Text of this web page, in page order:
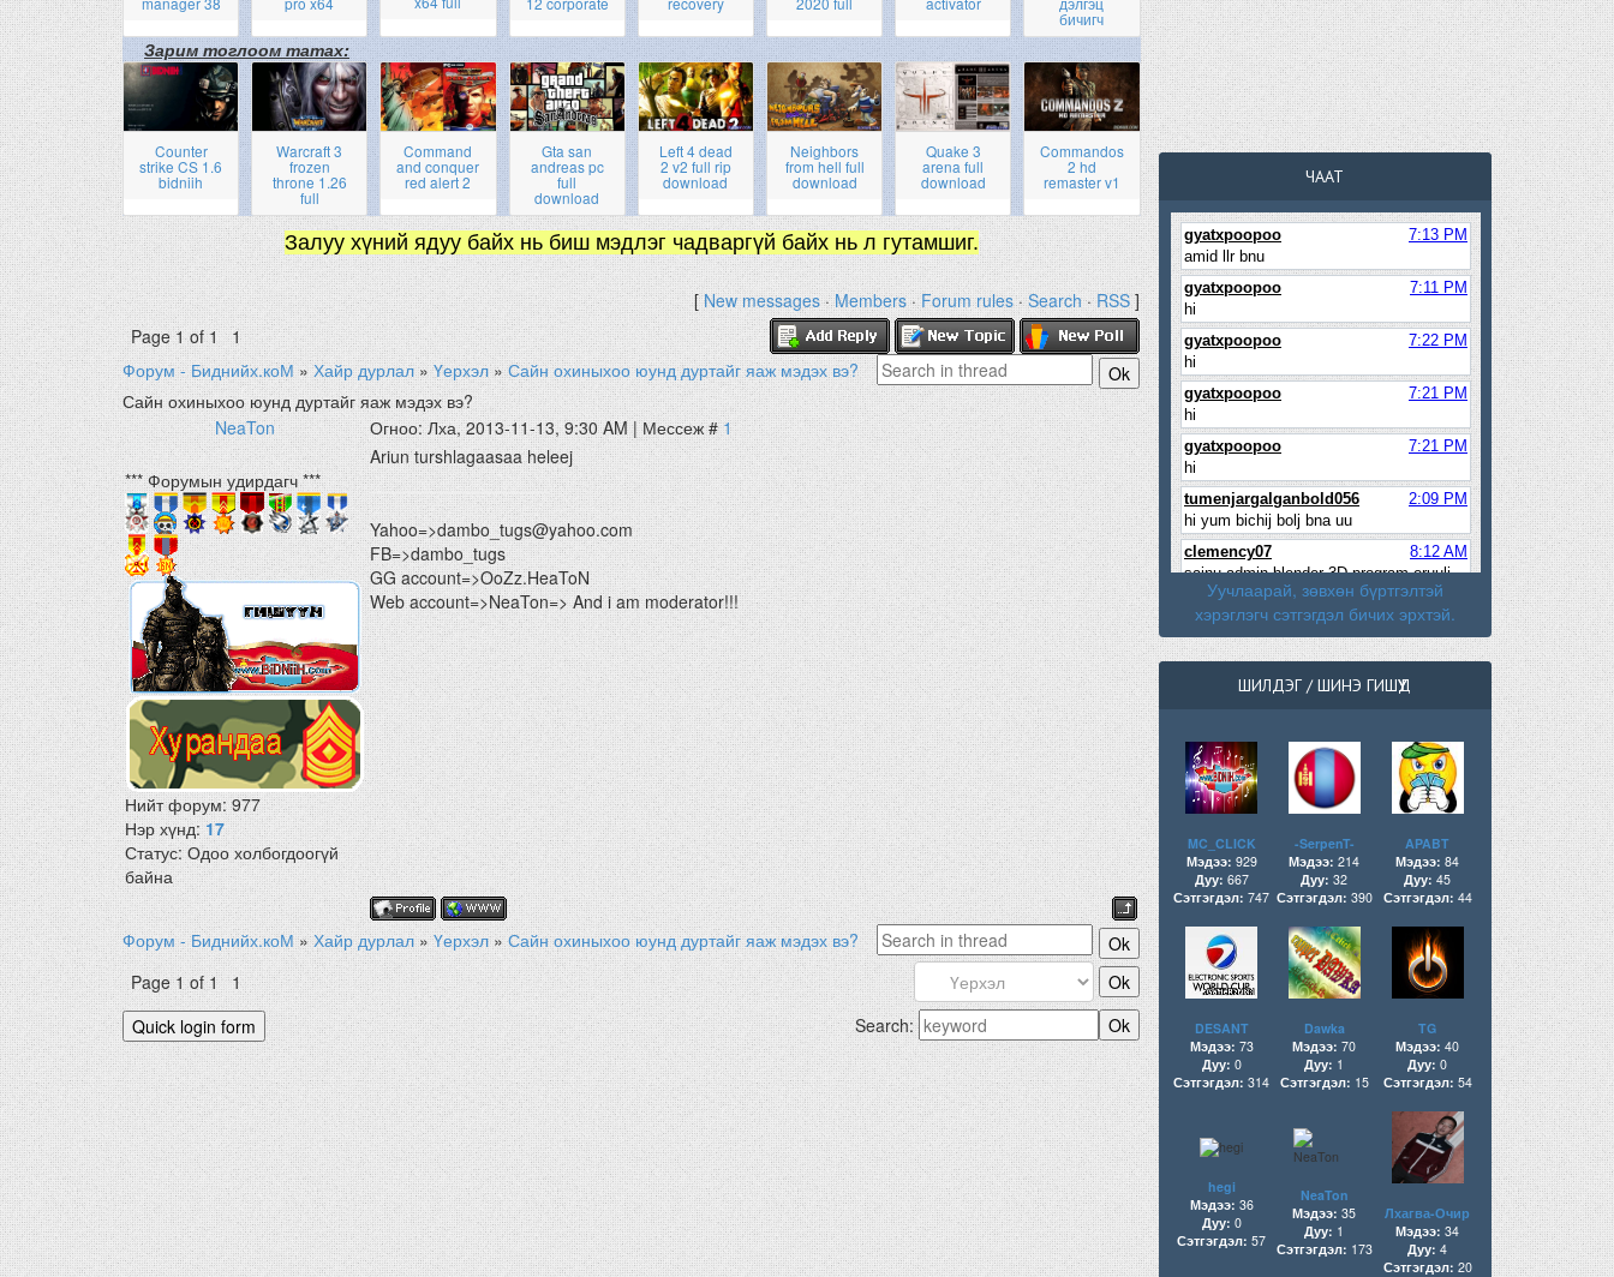
бичигч
Зарим тоглоом татах:
Counter
strike CS 1.6
bidniih
Warcraft 3
frozen
throne 1.26
full
Command
and conquer
red alert 2
Gta san
andreas pc
full
download
Left 4 dead
2 v2 full rip
download
Neighbors
from hell full
download
Quake 3
arena full
download
Commandos
2 hd
remaster v1
Залуу хүний ядуу байх нь биш мэдлэг чадваргүй байх нь л гутамшиг.
[New messages·Members·Forum rules·Search·RSS]
Page1of1
1
Форум - Биднийх.коМ » Хайр дурлал » Үерхэл » Сайн охиныхоо юунд дуртайг яаж мэдэх вэ?
Сайн охиныхоо юунд дуртайг яаж мэдэх вэ?
NeaTon
Огноо: Лха, 2013-11-13, 9:30 AM | Мессеж #1
*** Форумын удирдагч ***
Нийт форум:977
Нэр хүнд:17
Статус:Одоо холбогдоогүй
байна
Ariun turshlagaasaa heleej
Yahoo=>dambo_tugs@yahoo.com
FB=>dambo_tugs
GG account=>OoZz.HeaToN
Web account=>NeaTon=> And i am moderator!!!
Форум - Биднийх.коМ » Хайр дурлал » Үерхэл » Сайн охиныхоо юунд дуртайг яаж мэдэх вэ?
Page1of1
1
Search:
ЧААТ
Уучлаарай, зөвхөн бүртгэлтэй
хэрэглэгч сэтгэгдэл бичих эрхтэй.
ШИЛДЭГ / ШИНЭ ГИШҮҮД
MC_CLICK
Мэдээ: 929
Дуу: 667
Сэтгэгдэл:747
-SerpenT-
Мэдээ: 214
Дуу: 32
Сэтгэгдэл: 390
APABT
Мэдээ: 84
Дуу: 45
Сэтгэгдэл: 44
DESANT
Мэдээ: 73
Дуу: 0
Сэтгэгдэл:314
Dawka
Мэдээ: 70
Дуу: 1
Сэтгэгдэл: 15
TG
Мэдээ: 40
Дуу: 0
Сэтгэгдэл: 54
hegi
Мэдээ: 36
Дуу: 0
Сэтгэгдэл:57
NeaTon
Мэдээ: 35
Дуу: 1
Сэтгэгдэл: 173
Лхагва-Очир
Мэдээ: 34
Дуу: 4
Сэтгэгдэл: 20